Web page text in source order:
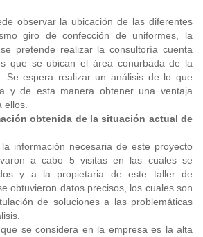
observar la ubicación de las diferentes
giro de confección de uniformes, la
pretende realizar la consultoría cuenta
que se ubican el área conurbada de la
Se espera realizar un análisis de lo que
y de esta manera obtener una ventaja
ellos.
obtenida de la situación actual de
información necesaria de este proyecto
a cabo 5 visitas en las cuales se
y a la propietaria de este taller de
obtuvieron datos precisos, los cuales son
de soluciones a las problemáticas
se considera en la empresa es la alta